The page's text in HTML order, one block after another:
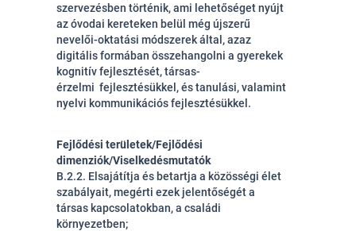
szervezésben történik, ami lehetőséget nyújt
az óvodai kereteken belül még újszerű
nevelői-oktatási módszerek által, azaz
digitális formában összehangolni a gyerekek
kognitív fejlesztését, társas-
érzelmi fejlesztésükkel, és tanulási, valamint
nyelvi kommunikációs fejlesztésükkel.
Fejlődési területek/Fejlődési
dimenziók/Viselkedésmutatók
B.2.2. Elsajátítja és betartja a közösségi élet
szabályait, megérti ezek jelentőségét a
társas kapcsolatokban, a családi
környezetben;